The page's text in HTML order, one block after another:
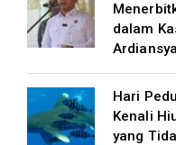
dalam
Hari
Kenali
yang